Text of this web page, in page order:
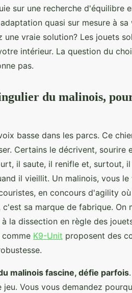
sur une recherche d'équilibre
quasi sur mesure à
une vraie solution? Les jouets
intérieur. La question du
pas.
du malinois,
basse dans les parcs. Ce
Certains le décrivent, sourire
il saute, il renifle et, surtout,
il vieillit. Un malinois, vous
en concours d'agility
c'est sa marque de fabrique.
à la dissection en règle des
comme K9-Unit proposent des
malinois fascine, défie parfois
jeu. Vous vous demandez